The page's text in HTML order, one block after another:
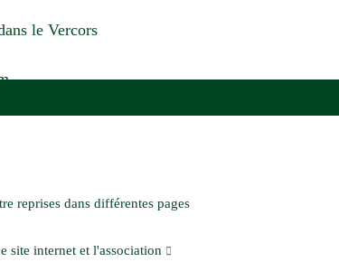
le Vercors
reprises dans différentes pages
site internet et l'association